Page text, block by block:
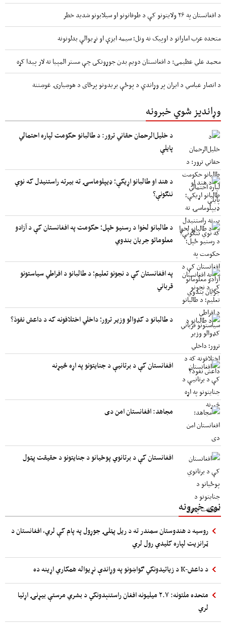
د افغانستان په ۲۶ ولایتونو کې د طوفانونو او سیلابونو شدید خطر
متحده عرب اماراتو د اوپیک نه وتل؛ سیمه ایزې او نړیوالې بدلونونه
محمد علي عظیمی: د افغانستان دویم بدن جوړونکی چې مستر المپیا ته لار پیدا کړه
د انصار عباسي د ایران پر وړاندې د پوځې بریدونو پرځای د هوښیارۍ غوښتنه
وړاندیز شوي خبرونه
د خلیل‌الرحمان حقاني ترور: د طالبانو حکومت لپاره احتمالي
پایلې
د هند او طالبانو اړیکې؛ ډیپلوماسۍ ته بیرته راستنیدل که نوي
ننګونې؟
د طالبانو لخوا د رسنیو ځپل؛ حکومت په افغانستان کې د آزادو
معلوماتو جریان بندوي
په افغانستان کې د نجونو تعلیم؛ د طالبانو د افراطي سیاستونو
قرباني
د طالبانو د کډوالو وزیر ترور؛ داخلي اختلافونه که د داعش نفوذ؟
افغانستان کې د برتانیې د جنایتونو په اړه څیړنه
مجاهد: افغانستان امن دی
افغانستان کې د برتانوي پوځیانو د جنایتونو د حقیقت پټول
نوی خبرونه
روسیه د هندوستان سمندر ته د ریل پټلۍ جوړول په پام کې لري، افغانستان د
ټرانزیت لپاره کلیدي رول لري
د داعش-K د زیاتیدونکي ګواښونو په وړاندې نړیواله همکاري اړینه ده
متحده ملتونه: ۲.۷ میلیونه افغان راستنېدونکي د بشري مرستې بیړنۍ اړتیا
لري